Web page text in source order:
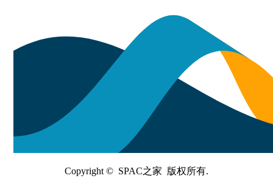
Copyright © SPAC之家 版权所有.